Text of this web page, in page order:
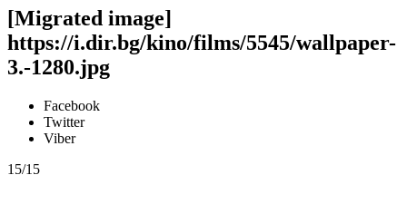
[Migrated image]
https://i.dir.bg/kino/films/5545/wallpaper-
3.-1280.jpg
Facebook
Twitter
Viber
15/15